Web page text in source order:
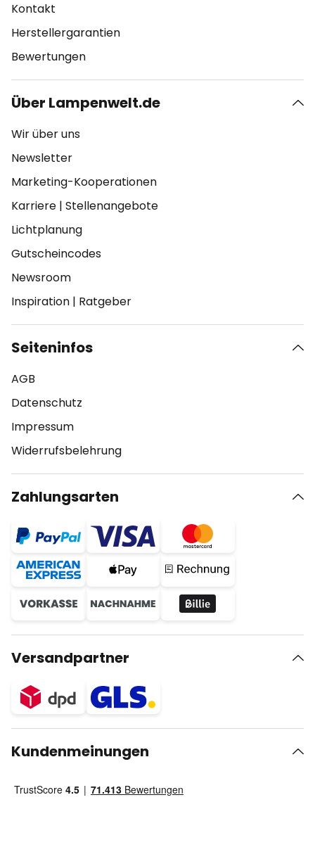
Kontakt
Herstellergarantien
Bewertungen
Über Lampenwelt.de
Wir über uns
Newsletter
Marketing-Kooperationen
Karriere | Stellenangebote
Lichtplanung
Gutscheincodes
Newsroom
Inspiration | Ratgeber
Seiteninfos
AGB
Datenschutz
Impressum
Widerrufsbelehrung
Zahlungsarten
Versandpartner
Kundenmeinungen